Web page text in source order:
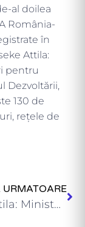
al doilea
România-
în
Attila:
pentru
Dezvoltării,
130 de
rețele de
URMATOARE
Cseke Attila: Ministerul Dezvoltării a virat peste 75 de milioane…